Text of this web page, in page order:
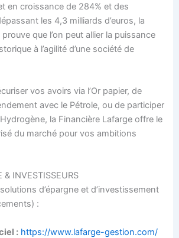
en croissance de 284% et des
les 4,3 milliards d’euros, la
que l’on peut allier la puissance
à l’agilité d’une société de
vos avoirs via l’Or papier, de
avec le Pétrole, ou de participer
la Financière Lafarge offre le
du marché pour vos ambitions
& INVESTISSEURS
d’épargne et d’investissement
:
: https://www.lafarge-gestion.com/